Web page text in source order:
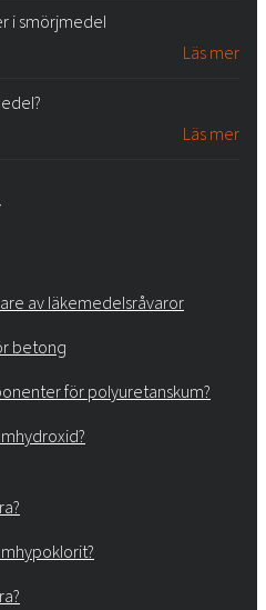
i smörjmedel
Läs mer
Läs mer
av läkemedelsråvaror
betong
för polyuretanskum?